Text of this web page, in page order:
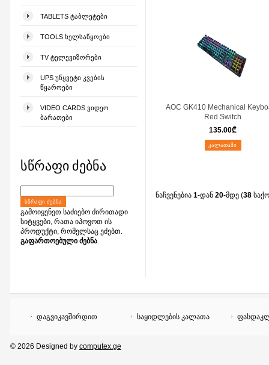
TABLETS ᲢᲐᲑᲚᲔᲢᲔᲑᲘ
TOOLS ᲮᲔᲚᲡᲐᲬᲧᲝᲔᲑᲘ
TV ᲢᲔᲚᲔᲕᲘᲖᲝᲠᲔᲑᲘ
UPS ᲣᲬᲧᲕᲔᲢᲘ ᲙᲕᲔᲑᲘᲡ
ᲬᲧᲐᲠᲝᲔᲑᲘ
VIDEO CARDS ᲕᲘᲓᲔᲝ
ᲑᲐᲠᲐᲗᲔᲑᲘ
სწრაფი ძებნა
ᲡᲬᲠᲐᲤᲘ ᲫᲔᲑᲜᲐ
გამოიყენეთ საძიებო ძირითადი
სიტყვები, რათა იპოვოთ ის
პროდუქტი, რომელსაც ეძებთ.
გაფართოებული ძებნა
AOC GK410 Mechanical
Red Switch
135.00₾
ᲙᲐᲚᲐᲗᲐᲨᲘ
ნაჩვენებია 1-დან 20-მდე (38
დაგვიკავშირდით საყიდლების კალათა
© 2026 Designed by computex.ge